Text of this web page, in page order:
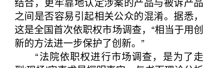
之间是否容易引起相关公众的混淆。据悉，
这是全国首次依职权市场调查，“相当于用创
新的方法进一步保护了创新。”
“法院依职权进行市场调查，是为了走